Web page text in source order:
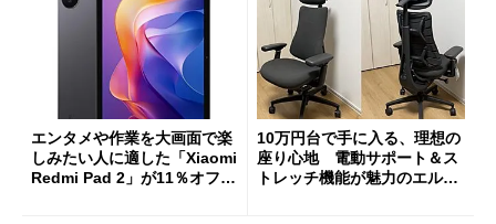
エンタメや作業を大画面で楽
しみたい人に適した「Xiaomi
Redmi Pad 2」が11％オフの
10万円台で手に入る、理想の
座り心地 電動サポート＆ス
トレッチ機能が魅力のエルゴ